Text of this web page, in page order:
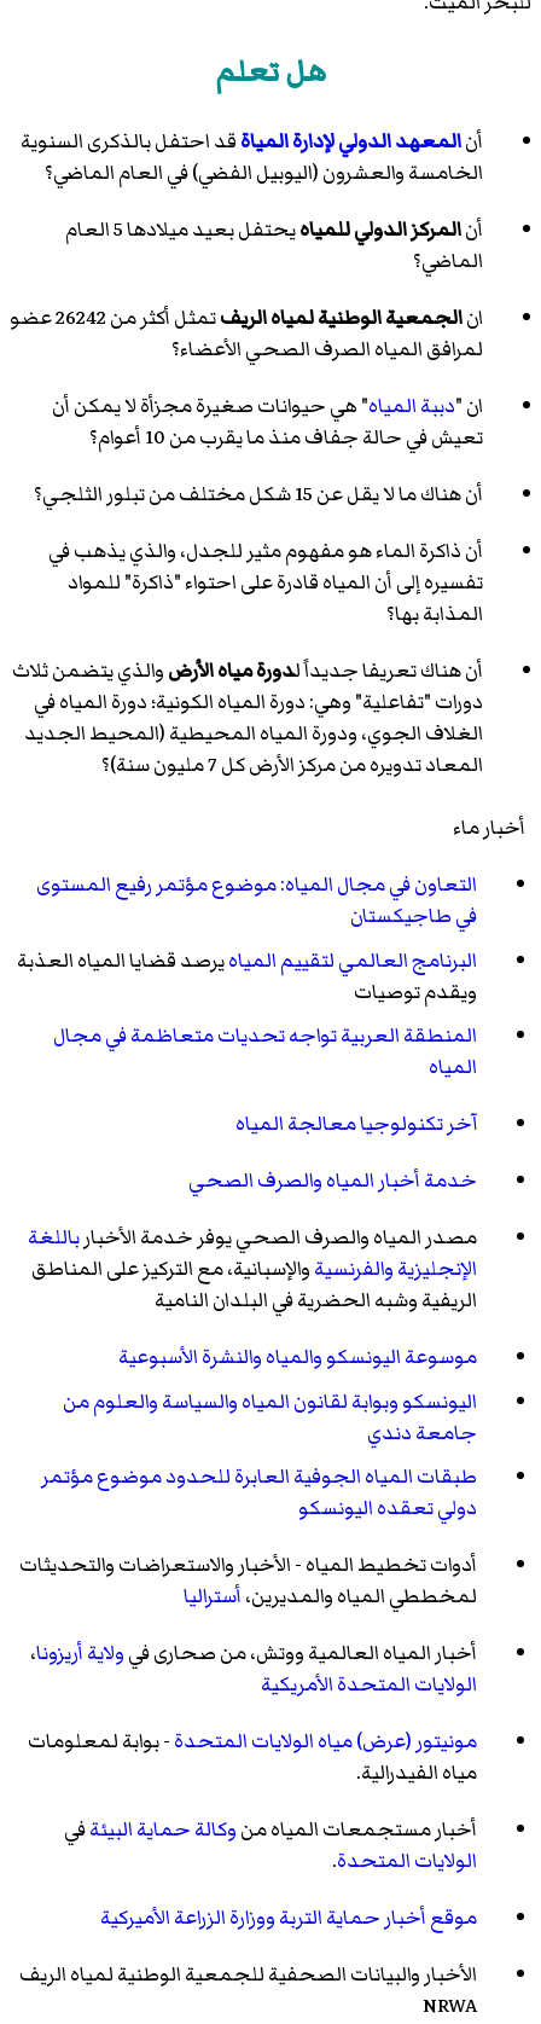
هل تعلم
أنالمعهد الدولي لإدارة المياةقد احتفل بالذكرى السنوية
الخامسة والعشرون (اليوبيل الفضي) في العام الماضي؟
أنالمركز الدولي للمياه
يحتفل بعيد ميلادها 5 العام
الماضي؟
انالجمعية الوطنية لمياه الريف
تمثل أكثر من 26242 عضو
لمرافق المياه الصرف الصحي الأعضاء؟
ان "دببة المياه" هي حيوانات صغيرة مجزأة لا يمكن أن
تعيش في حالة جفاف منذ ما يقرب من 10 أعوام؟
أن هناك ما لا يقل عن 15 شكل مختلف من تبلور الثلجي؟
أن ذاكرة الماء هو مفهوم مثير للجدل، والذي يذهب في
تفسيره إلى أن المياه قادرة على احتواء "ذاكرة" للمواد
المذابة بها؟
أن هناك تعريفا جديداً لدورة مياه الأرضوالذي يتضمن ثلاث
دورات "تفاعلية" وهي: دورة المياه الكونية؛ دورة المياه في
الغلاف الجوي، ودورة المياه المحيطية (المحيط الجديد
المعاد تدويره من مركز الأرض كل 7 مليون سنة)؟
أخبار ماء
التعاون في مجال المياه: موضوع مؤتمر رفيع المستوى
في طاجيكستان
البرنامج العالمي لتقييم المياهيرصد قضايا المياه العذبة
ويقدم توصيات
المنطقة العربية تواجه تحديات متعاظمة في مجال
المياه
آخر تكنولوجيا معالجة المياه
خدمة أخبار المياه والصرف الصحي
مصدر المياه والصرف الصحي يوفر خدمة الأخبارباللغة
الإنجليزيةوالفرنسيةوالإسبانية، مع التركيز على المناطق
الريفية وشبه الحضرية في البلدان النامية
موسوعة اليونسكو والمياه والنشرة الأسبوعية
اليونسكو وبوابة لقانون المياه والسياسة والعلوم من
جامعة دندي
طبقات المياه الجوفية العابرة للحدود موضوع مؤتمر
دولي تعقده اليونسكو
أدوات تخطيط المياه - الأخبار والاستعراضات والتحديثات
لمخططي المياه والمديرين،أستراليا
أخبار المياه العالمية ووتش، من صحارى فيولاية أريزونا،
الولايات المتحدة الأمريكية
مونيتور (عرض) مياهالولايات المتحدة- بوابة لمعلومات
مياه الفيدرالية.
أخبار مستجمعات المياه منوكالة حماية البيئةفي
الولايات المتحدة.
موقع أخبار حماية التربة ووزارة الزراعة الأميركية
الأخبار والبيانات الصحفية للجمعية الوطنية لمياه الريف
NRWA